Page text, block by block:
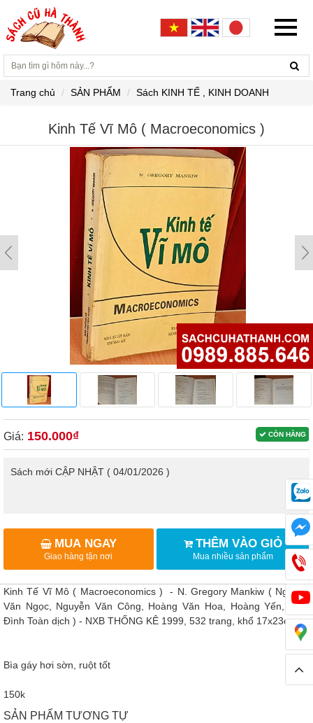
Trang chủ SẢN PHẨM Sách KINH TẾ , KINH DOANH
Kinh Tế Vĩ Mô ( Macroeconomics )
CÒN HÀNG
Giá: 150.000₫
Sách mới CẬP NHẬT ( 04/01/2026 )
MUA NGAY
Giao hàng tận nơi
THÊM VÀO GIỎ
Mua nhiều sản phẩm
Kinh Tế Vĩ Mô ( Macroeconomics ) - N. Gregory Mankiw ( Nguyễn
Văn Ngọc, Nguyễn Văn Công, Hoàng Văn Hoa, Hoàng Yến, Trần
Đình Toàn dịch ) - NXB THỐNG KÊ 1999, 532 trang, khổ 17x23cm
Bìa gáy hơi sờn, ruột tốt
150k
SẢN PHẨM TƯƠNG TỰ